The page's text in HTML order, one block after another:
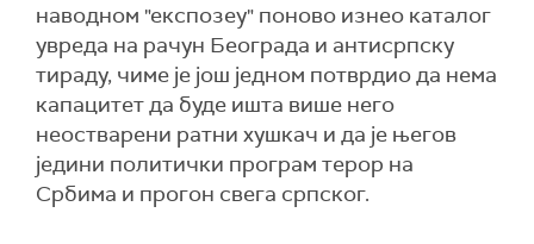
наводном "експозеу" поново изнео каталог
увреда на рачун Београда и антисрпску
тираду, чиме је још једном потврдио да нема
капацитет да буде ишта више него
неостварени ратни хушкач и да је његов
једини политички програм терор на
Србима и прогон свега српског.